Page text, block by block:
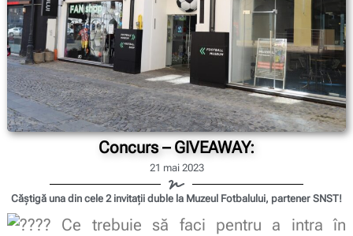
Concurs – GIVEAWAY:
21 mai 2023
Căștigă una din cele 2 invitații duble la Muzeul Fotbalului, partener SNST!
Ce trebuie să faci pentru a intra în